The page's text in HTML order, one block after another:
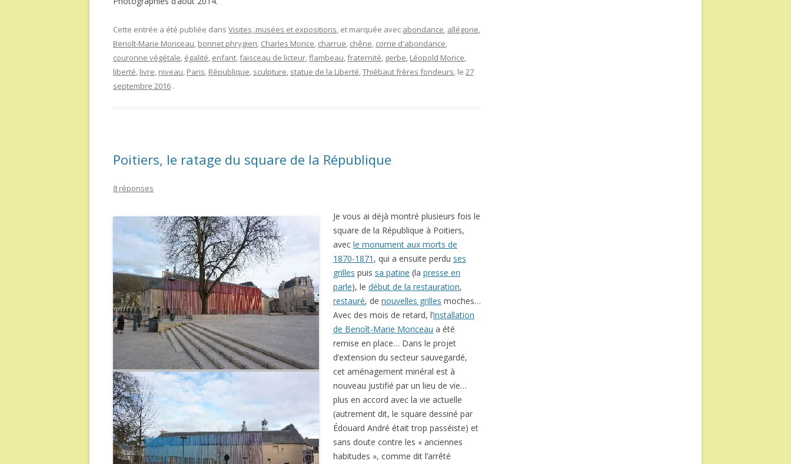
Cette entrée a été publiée dans Visites, musées et expositions, et marquée avec abondance, allégorie,
Benoît-Marie Moriceau, bonnet phrygien, Charles Morice, charrue, chêne, corne d'abondance,
couronne végétale, égalité, enfant,faisceau de licteur,flambeau,fraternité, gerbe, Léopold Morice,
liberté, livre, niveau, Paris, République, sculpture, statue de la Liberté,Thiébaut frères fondeurs, le 27
septembre 2016 .
Poitiers, le ratage du square de la République
8 réponses
Je vous ai déjà montré plusieurs fois le
square de la République à Poitiers,
avec le monument aux morts de
1870-1871 , qui a ensuite perdu ses
grilles puis sa patine (la presse en
parle), le début de la restauration,
restauré, de nouvelles grilles moches…
Avec des mois de retard, l’installation
de Benoît-Marie Moriceau a été
remise en place… Dans le projet
d’extension du secteur sauvegardé,
cet aménagement minéral est à
nouveau justifié par un lieu de vie…
plus en accord avec la vie actuelle
(autrement dit, le square dessiné par
Édouard André était trop passéiste) et
sans doute contre les « anciennes
habitudes », comme dit l’arrêté